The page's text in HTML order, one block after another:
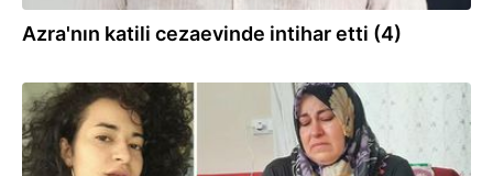
Azra'nın katili cezaevinde intihar etti (4)
29.09.2022